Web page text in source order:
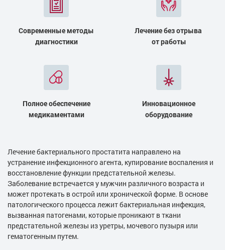
Современные методы
диагностики
Лечение без отрыва
от работы
Полное обеспечение
медикаментами
Инновационное
оборудование
Лечение бактериального простатита направлено на
устранение инфекционного агента, купирование воспаления и
восстановление функции предстательной железы.
Заболевание встречается у мужчин различного возраста и
может протекать в острой или хронической форме. В основе
патологического процесса лежит бактериальная инфекция,
вызванная патогенами, которые проникают в ткани
предстательной железы из уретры, мочевого пузыря или
гематогенным путем.